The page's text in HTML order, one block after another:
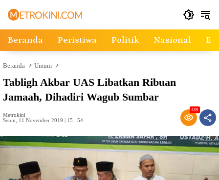
Beranda Peristiwa Politik Nasional
Beranda Umum
Tabligh Akbar UAS Libatkan Ribuan
Jamaah, Dihadiri Wagub Sumbar
Metrokini
Senin, 11 November 2019 | 15 : 54
489